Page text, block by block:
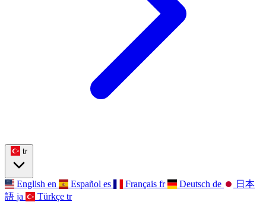
tr
English en Español es Français fr Deutsch de
日本
語 ja Türkçe tr